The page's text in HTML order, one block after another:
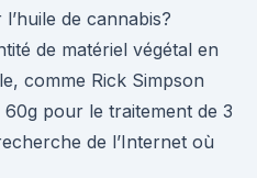
de cannabis?
de matériel végétal en
comme Rick Simpson
pour le traitement de 3
de l’Internet où